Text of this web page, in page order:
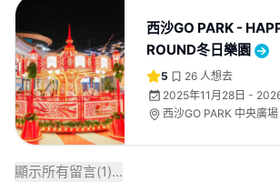
西沙GO PARK -
ROUND冬日樂園
5 26 人想去
2025年11月28日 -
西沙GO PARK 中央廣場
顯示所有留言(1)...